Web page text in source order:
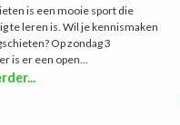
is een mooie sport die
te leren is. Wil je kennismaken
Op zondag 3
is er een open...